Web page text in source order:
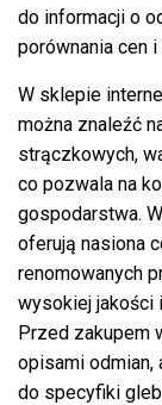
do informacji o
porównania cen
W sklepie
można znaleźć
strączkowych,
co pozwala na
gospodarstwa.
oferują nasiona
renomowanych
wysokiej jakości
Przed zakupem
opisami odmian,
do specyfiki